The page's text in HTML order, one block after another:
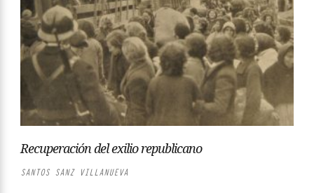
Recuperación del exilio republicano
SANTOS SANZ VILLANUEVA